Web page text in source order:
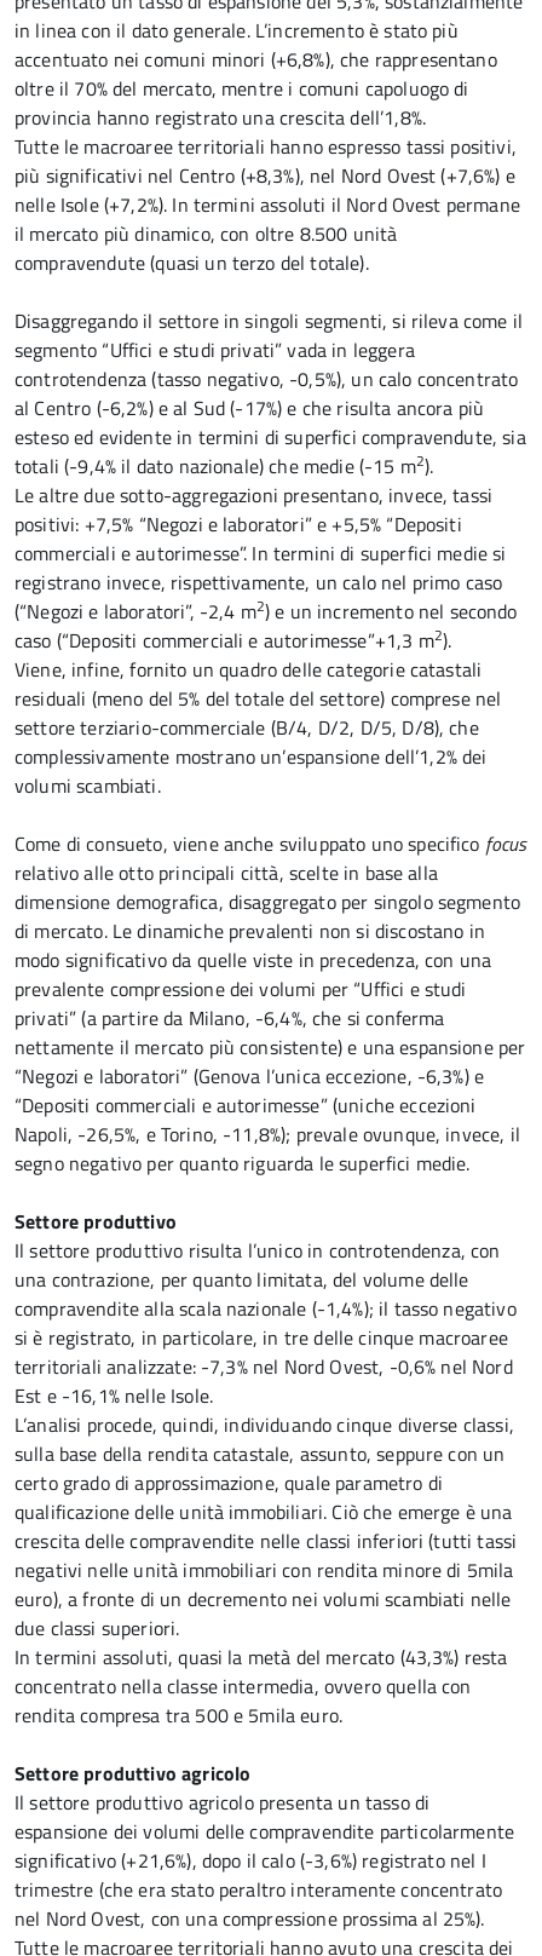
in linea con il dato generale. L’incremento è stato più
accentuato nei comuni minori (+6,8%), che rappresentano
oltre il 70% del mercato, mentre i comuni capoluogo di
provincia hanno registrato una crescita dell’1,8%.
Tutte le macroaree territoriali hanno espresso tassi positivi,
più significativi nel Centro (+8,3%), nel Nord Ovest (+7,6%) e
nelle Isole (+7,2%). In termini assoluti il Nord Ovest permane
il mercato più dinamico, con oltre 8.500 unità
compravendute (quasi un terzo del totale).
Disaggregando il settore in singoli segmenti, si rileva come il
segmento “Uffici e studi privati” vada in leggera
controtendenza (tasso negativo, -0,5%), un calo concentrato
al Centro (-6,2%) e al Sud (-17%) e che risulta ancora più
esteso ed evidente in termini di superfici compravendute, sia
totali (-9,4% il dato nazionale) che medie (-15 m2).
Le altre due sotto-aggregazioni presentano, invece, tassi
positivi: +7,5% “Negozi e laboratori” e +5,5% “Depositi
commerciali e autorimesse”. In termini di superfici medie si
registrano invece, rispettivamente, un calo nel primo caso
(“Negozi e laboratori”, -2,4 m2) e un incremento nel secondo
caso (“Depositi commerciali e autorimesse”+1,3 m2).
Viene, infine, fornito un quadro delle categorie catastali
residuali (meno del 5% del totale del settore) comprese nel
settore terziario-commerciale (B/4, D/2, D/5, D/8), che
complessivamente mostrano un’espansione dell’1,2% dei
volumi scambiati.
Come di consueto, viene anche sviluppato uno specifico focus
relativo alle otto principali città, scelte in base alla
dimensione demografica, disaggregato per singolo segmento
di mercato. Le dinamiche prevalenti non si discostano in
modo significativo da quelle viste in precedenza, con una
prevalente compressione dei volumi per “Uffici e studi
privati” (a partire da Milano, -6,4%, che si conferma
nettamente il mercato più consistente) e una espansione per
“Negozi e laboratori” (Genova l’unica eccezione, -6,3%) e
“Depositi commerciali e autorimesse” (uniche eccezioni
Napoli, -26,5%, e Torino, -11,8%); prevale ovunque, invece, il
segno negativo per quanto riguarda le superfici medie.
Settore produttivo
Il settore produttivo risulta l’unico in controtendenza, con
una contrazione, per quanto limitata, del volume delle
compravendite alla scala nazionale (-1,4%); il tasso negativo
si è registrato, in particolare, in tre delle cinque macroaree
territoriali analizzate: -7,3% nel Nord Ovest, -0,6% nel Nord
Est e -16,1% nelle Isole.
L’analisi procede, quindi, individuando cinque diverse classi,
sulla base della rendita catastale, assunto, seppure con un
certo grado di approssimazione, quale parametro di
qualificazione delle unità immobiliari. Ciò che emerge è una
crescita delle compravendite nelle classi inferiori (tutti tassi
negativi nelle unità immobiliari con rendita minore di 5mila
euro), a fronte di un decremento nei volumi scambiati nelle
due classi superiori.
In termini assoluti, quasi la metà del mercato (43,3%) resta
concentrato nella classe intermedia, ovvero quella con
rendita compresa tra 500 e 5mila euro.
Settore produttivo agricolo
Il settore produttivo agricolo presenta un tasso di
espansione dei volumi delle compravendite particolarmente
significativo (+21,6%), dopo il calo (-3,6%) registrato nel I
trimestre (che era stato peraltro interamente concentrato
nel Nord Ovest, con una compressione prossima al 25%).
Tutte le macroaree territoriali hanno avuto una crescita dei